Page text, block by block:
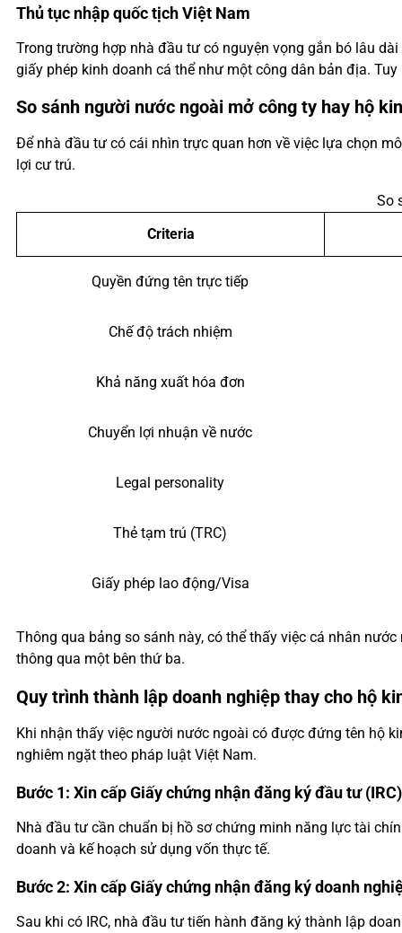
Thủ tục nhập quốc tịch Việt Nam
Trong trường hợp nhà đầu tư có nguyện vọng gắn bó lâu
giấy phép kinh doanh cá thể như một công dân bản địa.
So sánh người nước ngoài mở công ty hay hộ
Để nhà đầu tư có cái nhìn trực quan hơn về việc lựa chọn
lợi cư trú.
So
Criteria
Quyền đứng tên trực tiếp
Chế độ trách nhiệm
Khả năng xuất hóa đơn
Chuyển lợi nhuận về nước
Legal personality
Thẻ tạm trú (TRC)
Giấy phép lao động/Visa
Thông qua bảng so sánh này, có thể thấy việc cá nhân
thông qua một bên thứ ba.
Quy trình thành lập doanh nghiệp thay cho hộ
Khi nhận thấy việc người nước ngoài có được đứng tên hộ
nghiêm ngặt theo pháp luật Việt Nam.
Bước 1: Xin cấp Giấy chứng nhận đăng ký đầu tư (IRC)
Nhà đầu tư cần chuẩn bị hồ sơ chứng minh năng lực tài
doanh và kế hoạch sử dụng vốn thực tế.
Bước 2: Xin cấp Giấy chứng nhận đăng ký doanh
Sau khi có IRC, nhà đầu tư tiến hành đăng ký thành lập